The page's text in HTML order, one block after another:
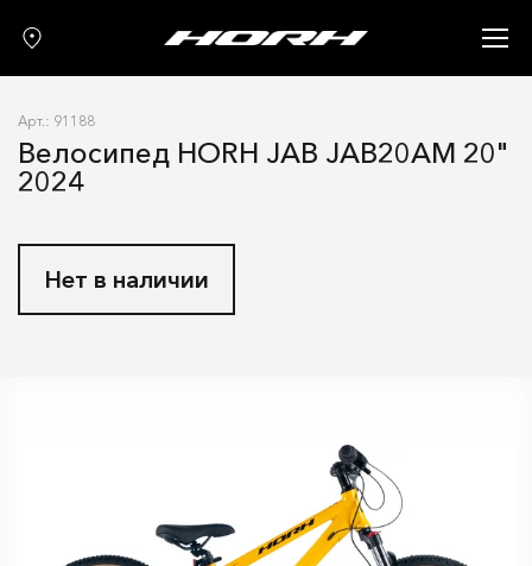
Запчасти
Аксессуары
О нас
Гарантия
Арт.: 91188
Велосипед HORH JAB JAB20AM 20"
2024
Нет в наличии